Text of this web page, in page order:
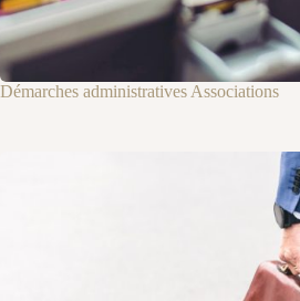
Démarches administratives Associations